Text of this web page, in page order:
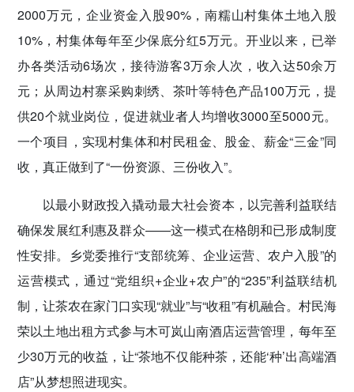
2000万元，企业资金入股90%，南糯山村集体土地入股
10%，村集体每年至少保底分红5万元。开业以来，已举
办各类活动6场次，接待游客3万余人次，收入达50余万
元；从周边村寨采购刺绣、茶叶等特色产品100万元，提
供20个就业岗位，促进就业者人均增收3000至5000元。
一个项目，实现村集体和村民租金、股金、薪金“三金”同
收，真正做到了“一份资源、三份收入”。
以最小财政投入撬动最大社会资本，以完善利益联结
确保发展红利惠及群众——这一模式在格朗和已形成制度
性安排。乡党委推行“支部统筹、企业运营、农户入股”的
运营模式，通过“党组织+企业+农户”的“235”利益联结机
制，让茶农在家门口实现“就业”与“收租”有机融合。村民海
荣以土地出租方式参与木可岚山南酒店运营管理，每年至
少30万元的收益，让“茶地不仅能种茶，还能‘种’出高端酒
店”从梦想照进现实。